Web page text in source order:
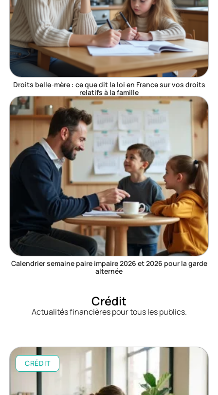
Droits belle-mère : ce que dit la loi en France sur vos droits
relatifs à la famille
Calendrier semaine paire impaire 2026 et 2026 pour la garde
alternée
Crédit
Actualités financières pour tous les publics.
CRÉDIT